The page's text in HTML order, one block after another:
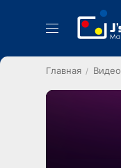
Главная Видео